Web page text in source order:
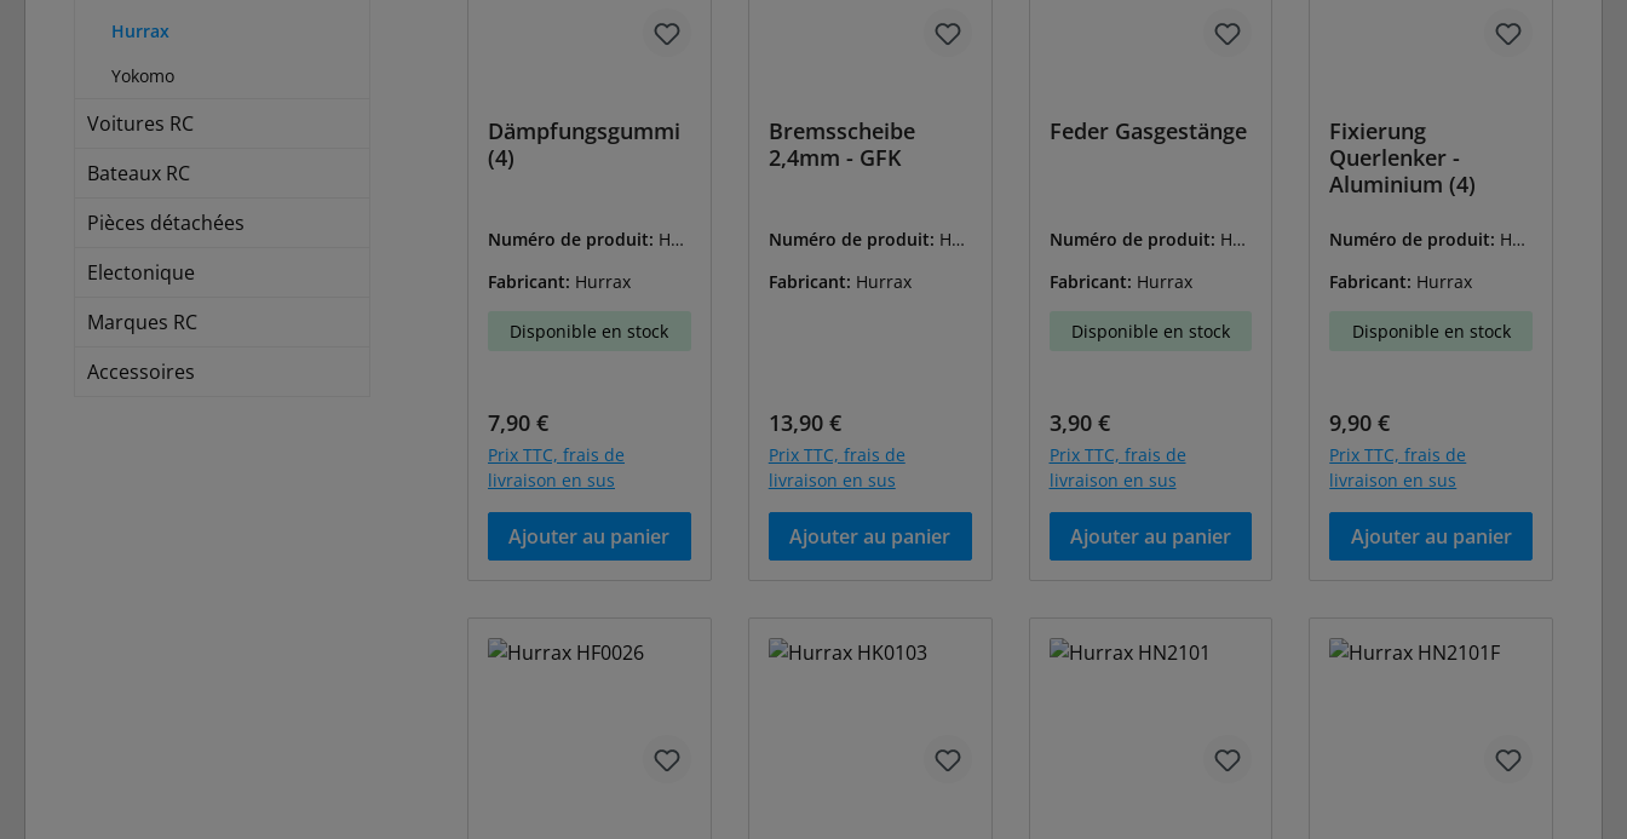
Hurrax
Yokomo
Voitures RC
Bateaux RC
Pièces détachées
Electonique
Marques RC
Accessoires
Dämpfungsgummi
(4)
Numéro de produit: HU-
Fabricant: Hurrax
Disponible en stock
Prix régulier :
7,90 €
Prix TTC, frais de
livraison en sus
Ajouter au panier
Bremsscheibe
2,4mm - GFK
Numéro de produit: HU-
Fabricant: Hurrax
Prix régulier :
13,90 €
Prix TTC, frais de
livraison en sus
Ajouter au panier
Feder Gasgestänge
Numéro de produit: HU-
Fabricant: Hurrax
Disponible en stock
Prix régulier :
3,90 €
Prix TTC, frais de
livraison en sus
Ajouter au panier
Fixierung
Querlenker -
Aluminium (4)
Numéro de produit: HU-
Fabricant: Hurrax
Disponible en stock
Prix régulier :
9,90 €
Prix TTC, frais de
livraison en sus
Ajouter au panier